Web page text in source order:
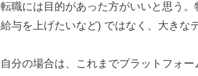
転職には目的があった方がいいと思う
給与を上げたいなど) ではなく、大きな
自分の場合は、これまでプラットフォ